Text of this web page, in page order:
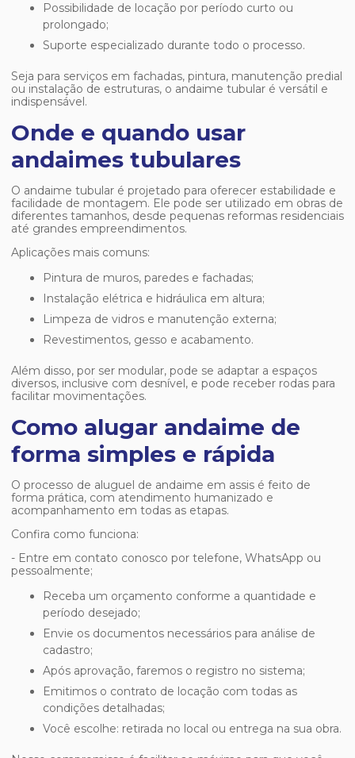
Possibilidade de locação por período curto ou
prolongado;
Suporte especializado durante todo o processo.
Seja para serviços em fachadas, pintura, manutenção predial
ou instalação de estruturas, o andaime tubular é versátil e
indispensável.
Onde e quando usar
andaimes tubulares
O andaime tubular é projetado para oferecer estabilidade e
facilidade de montagem. Ele pode ser utilizado em obras de
diferentes tamanhos, desde pequenas reformas residenciais
até grandes empreendimentos.
Aplicações mais comuns:
Pintura de muros, paredes e fachadas;
Instalação elétrica e hidráulica em altura;
Limpeza de vidros e manutenção externa;
Revestimentos, gesso e acabamento.
Além disso, por ser modular, pode se adaptar a espaços
diversos, inclusive com desnível, e pode receber rodas para
facilitar movimentações.
Como alugar andaime de
forma simples e rápida
O processo de aluguel de andaime em assis é feito de
forma prática, com atendimento humanizado e
acompanhamento em todas as etapas.
Confira como funciona:
- Entre em contato conosco por telefone, WhatsApp ou
pessoalmente;
Receba um orçamento conforme a quantidade e
período desejado;
Envie os documentos necessários para análise de
cadastro;
Após aprovação, faremos o registro no sistema;
Emitimos o contrato de locação com todas as
condições detalhadas;
Você escolhe: retirada no local ou entrega na sua obra.